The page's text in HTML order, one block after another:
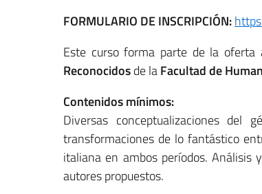
FORMULARIO DE INSCRIPCIÓN:
Este curso forma parte de la oferta
Reconocidosde laFacultad de
Contenidos mínimos:
Diversas conceptualizaciones
transformaciones de lo fantástico
italiana en ambos períodos.
autores propuestos.